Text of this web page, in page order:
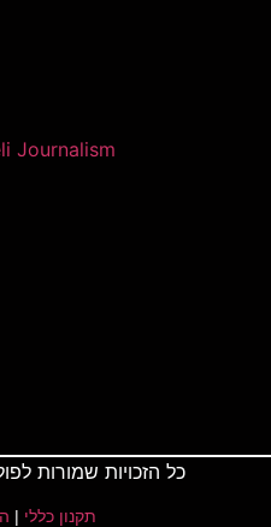
Journalism
כל הזכויות שמורות לפוליטיקלי קוראת @ 2022
תקנון כללי |